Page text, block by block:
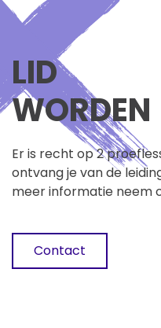
LID
WORDEN
Er is recht op 2
ontvang je van de
meer informatie neem
Contact